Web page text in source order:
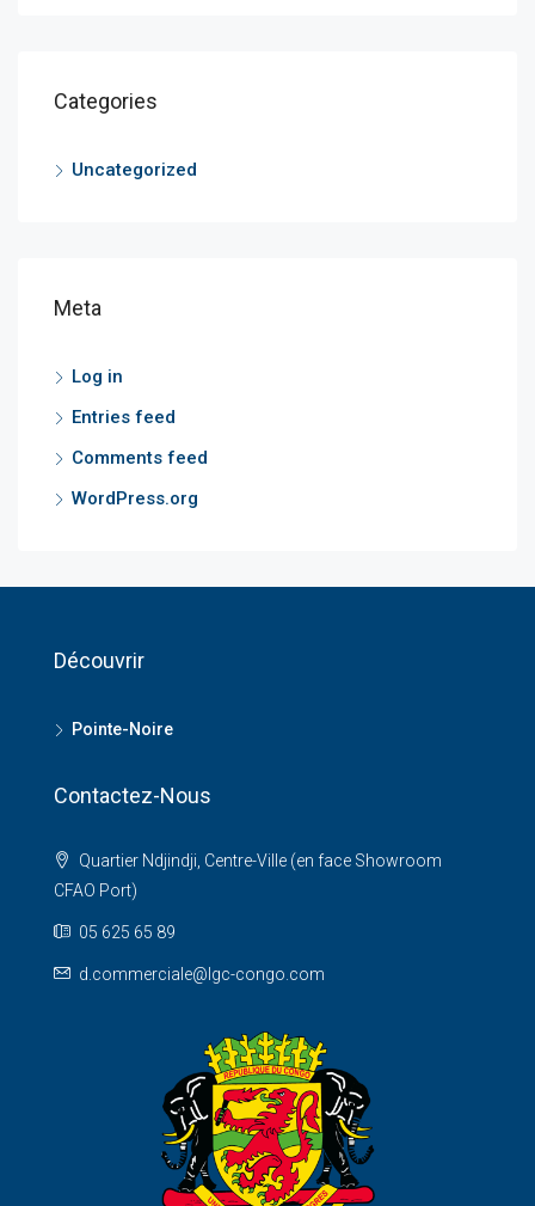
Categories
Uncategorized
Meta
Log in
Entries feed
Comments feed
WordPress.org
Découvrir
Pointe-Noire
Contactez-Nous
Quartier Ndjindji, Centre-Ville (en face Showroom
CFAO Port)
05 625 65 89
d.commerciale@lgc-congo.com